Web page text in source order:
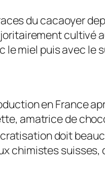
du cacaoyer
cultivé
le miel puis avec le
en France
amatrice de
doit
chimistes suisses,